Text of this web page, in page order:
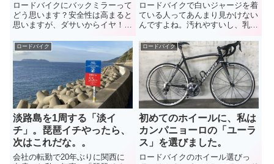
ロードバイクにバックミラーって
どう思います？安全性は高まると
思いますが、ダサいからイヤ！っ
イクで時速55キロで転倒した
私。「もう絶対に公道では事故ら
ない！」を合言葉に、この度バッ
クミラーをつけてみました。
ロードバイクで白いジャージを着
ている人ってあんまり見かけない
んですよね。汚れやすいし、乳首
から、安っぽい作りだと、様にな
らないし・・・。今回、Wiggleで
「Twin Six」というメーカーの
「真っ白な半袖ジャージ」をポチ
リ。さっそくレビューしてみま
す。
ロードバイク
淡路島を1周する「淡イ
チ」。琵琶イチやったら、
次はこれだな。。
会社の転勤で20年ぶりに関西に
ロードバイク
初めてのホイールに、私は
カンパニョーロの「ユーラ
ス」を選びました。
ロードバイクのホイール選びっ